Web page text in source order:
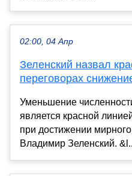
02:00, 04 Апр
Зеленский назвал
переговорах
Уменьшение
является красной
при достижении
Владимир Зеленский.